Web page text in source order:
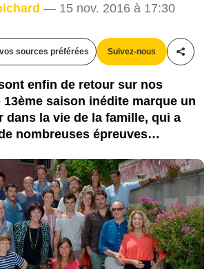
— 15 nov. 2016 à 17:30
sources préférées Suivez-nous
enfin de retour sur nos
saison inédite marque un
dans la vie de la famille, qui a
nombreuses épreuves…